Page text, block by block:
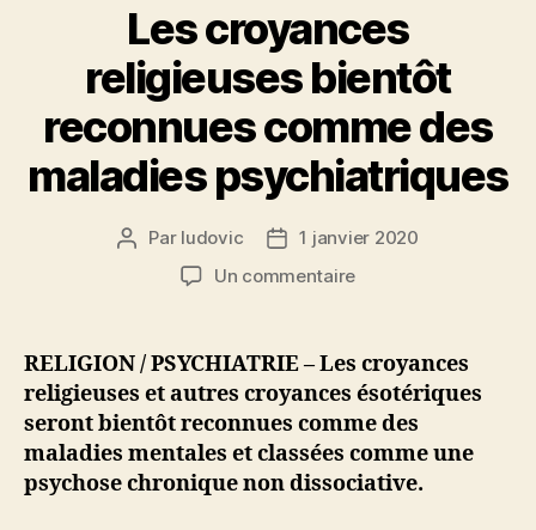
Les croyances
religieuses bientôt
reconnues comme des
maladies psychiatriques
Auteur
l’article
Par ludovic
Date1 janvier 2020
Un commentairesur
bientôt
reconnues
comme
des
maladies
RELIGION / PSYCHIATRIE – Les croyances
religieuses et autres croyances ésotériques
seront bientôt reconnues comme des
maladies mentales et classées comme une
psychose chronique non dissociative.